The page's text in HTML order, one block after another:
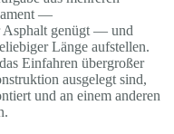
—
Asphalt genügt — und
Länge aufstellen.
Einfahren übergroßer
ausgelegt sind,
und an einem anderen